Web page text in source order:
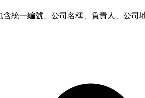
統一編號、公司名稱、負責人、公